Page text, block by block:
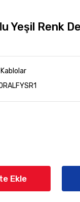
Yeşil Renk
Ekle